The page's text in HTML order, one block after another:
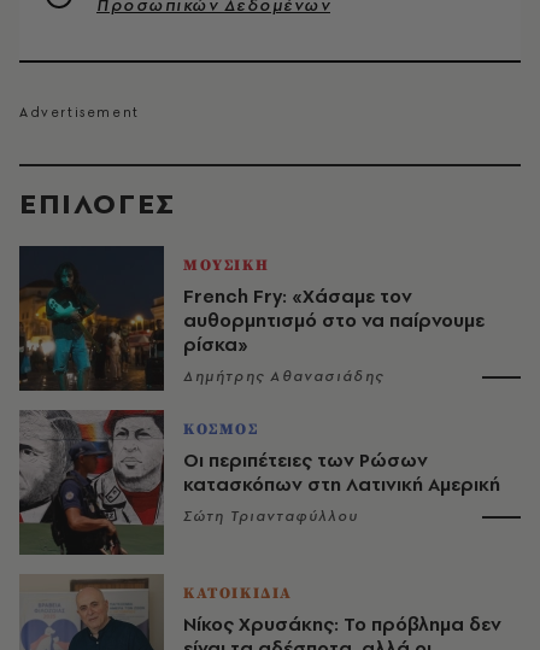
EΠΙΛΟΓΈΣ
ΜΟΥΣΙΚΗ
French Fry: «Χάσαμε τον
αυθορμητισμό στο να παίρνουμε
ρίσκα»
Δημήτρης Αθανασιάδης
ΚΟΣΜΟΣ
Οι περιπέτειες των Ρώσων
κατασκόπων στη Λατινική Αμερική
Σώτη Τριανταφύλλου
ΚΑΤΟΙΚΙΔΙΑ
Νίκος Χρυσάκης: Το πρόβλημα δεν
Προσωπικών Δεδομένων